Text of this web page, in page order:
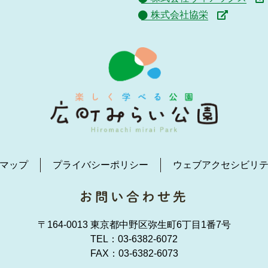
株式会社協栄
ップ プライバシーポリシー ウェブアクセシビリ
〒164-0013 東京都中野区弥生町6丁目1番7号
TEL： 03-6382-6072
FAX：03-6382-6073